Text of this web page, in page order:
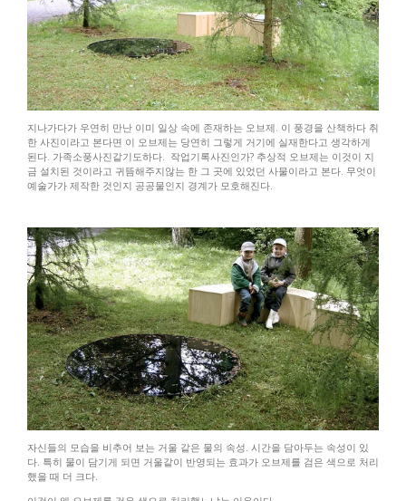
지나가다가 우연히 만난 이미 일상 속에 존재하는 오브제. 이 풍경을 산책하다 취
한 사진이라고 본다면 이 오브제는 당연히 그렇게 거기에 실재한다고 생각하게
된다. 가족소풍사진같기도하다. 작업기록사진인가? 추상적 오브제는 이것이 지
금 설치된 것이라고 귀뜸해주지않는 한 그 곳에 있었던 사물이라고 본다. 무엇이
예술가가 제작한 것인지 공공물인지 경계가 모호해진다.
자신들의 모습을 비추어 보는 거울 같은 물의 속성. 시간을 담아두는 속성이 있
다. 특히 물이 담기게 되면 거울같이 반영되는 효과가 오브제를 검은 색으로 처리
했을 때 더 크다.